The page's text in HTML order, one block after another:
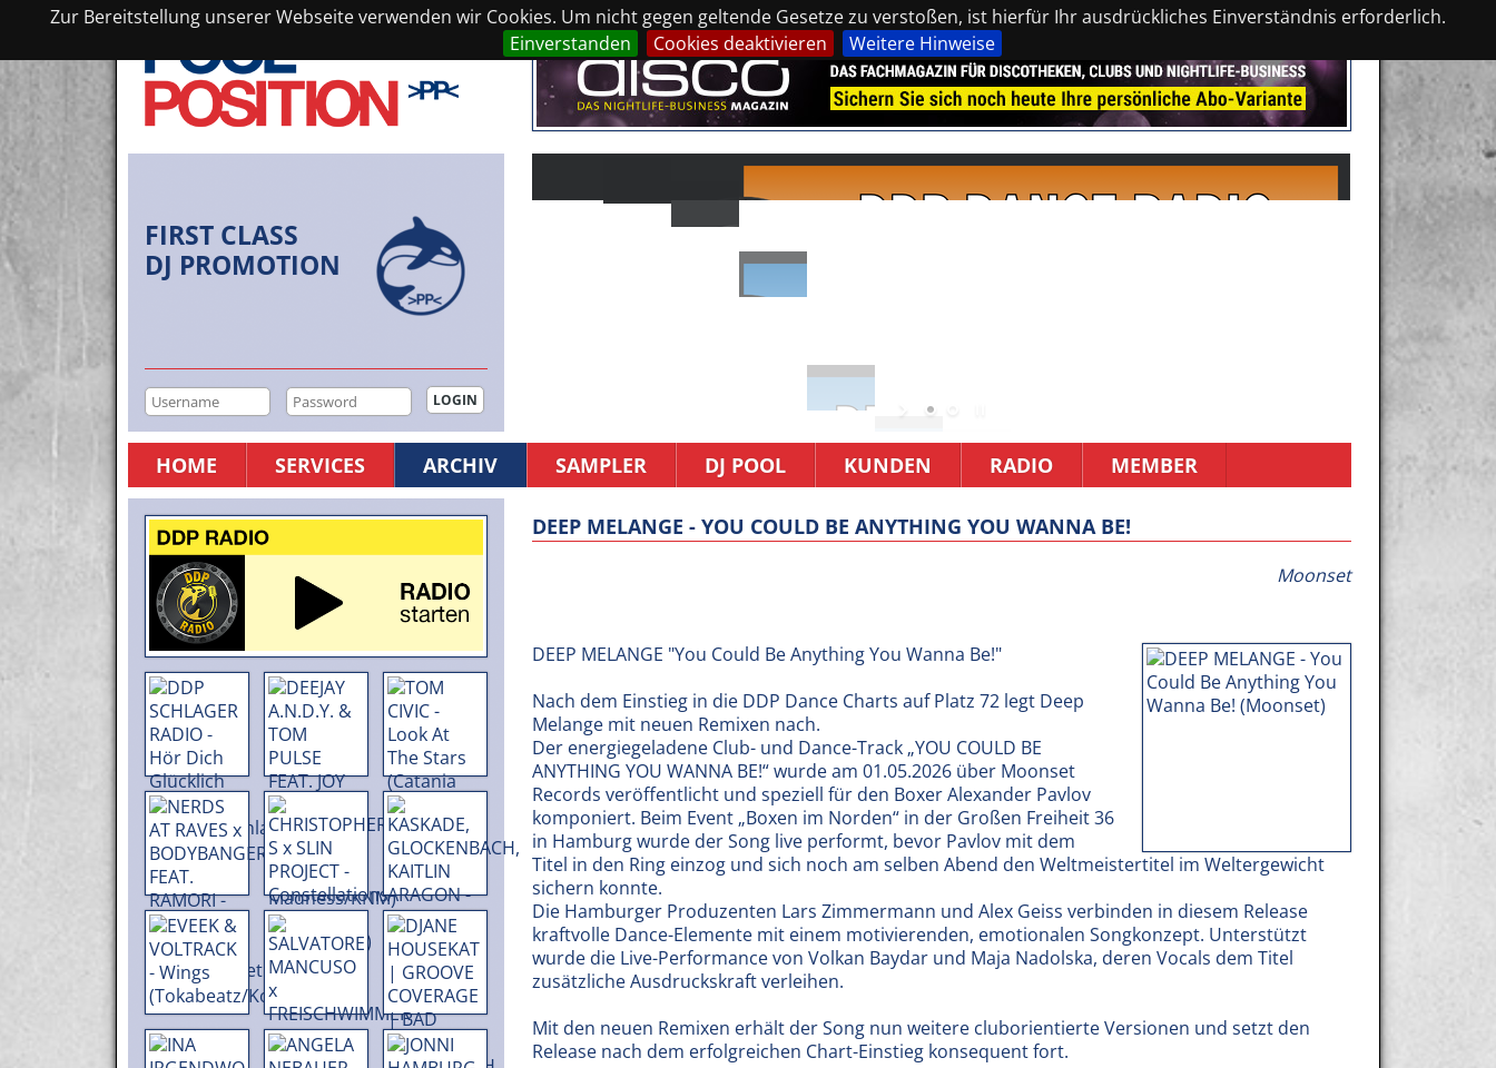
Zur Bereitstellung unserer Webseite verwenden wir Cookies. Um nicht gegen geltende Gesetze zu verstoßen, ist hierfür Ihr ausdrückliches Einverständnis erforderlich.
Einverstanden
Cookies deaktivieren Weitere Hinweise
FIRST CLASS
DJ PROMOTION
HOME SERVICES ARCHIV SAMPLER DJ POOL KUNDEN RADIO MEMBER
DEEP MELANGE - YOU COULD BE ANYTHING YOU WANNA BE!
Moonset
DEEP MELANGE "You Could Be Anything You Wanna Be!"
Nach dem Einstieg in die DDP Dance Charts auf Platz 72 legt Deep
Melange mit neuen Remixen nach.
Der energiegeladene Club- und Dance-Track „YOU COULD BE
ANYTHING YOU WANNA BE!“ wurde am 01.05.2026 über Moonset
Records veröffentlicht und speziell für den Boxer Alexander Pavlov
komponiert. Beim Event „Boxen im Norden“ in der Großen Freiheit 36
in Hamburg wurde der Song live performt, bevor Pavlov mit dem
Titel in den Ring einzog und sich noch am selben Abend den Weltmeistertitel im Weltergewicht
sichern konnte.
Die Hamburger Produzenten Lars Zimmermann und Alex Geiss verbinden in diesem Release
kraftvolle Dance-Elemente mit einem motivierenden, emotionalen Songkonzept. Unterstützt
wurde die Live-Performance von Volkan Baydar und Maja Nadolska, deren Vocals dem Titel
zusätzliche Ausdruckskraft verleihen.
Mit den neuen Remixen erhält der Song nun weitere cluborientierte Versionen und setzt den
Release nach dem erfolgreichen Chart-Einstieg konsequent fort.